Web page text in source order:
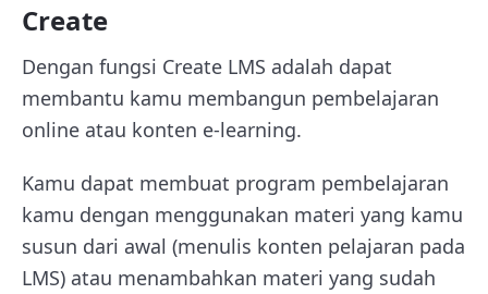
Create
Dengan fungsi Create LMS adalah dapat
membantu kamu membangun pembelajaran
online atau konten e-learning.
Kamu dapat membuat program pembelajaran
kamu dengan menggunakan materi yang kamu
susun dari awal (menulis konten pelajaran pada
LMS) atau menambahkan materi yang sudah